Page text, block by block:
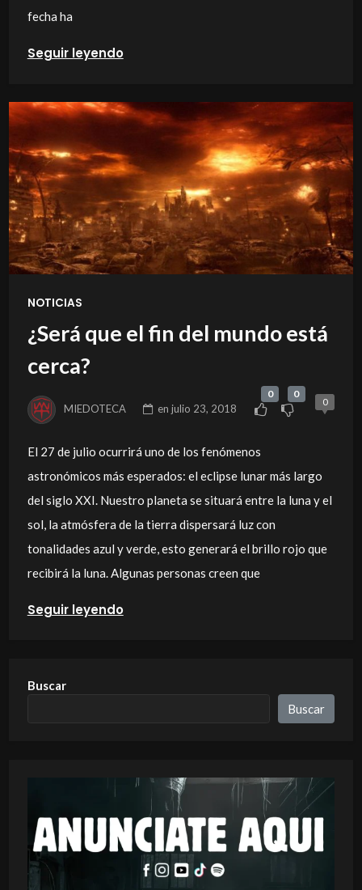
fecha ha
Seguir leyendo
NOTICIAS
¿Será que el fin del mundo está
cerca?
MIEDOTECA enjulio 23, 2018
0 0
0
El 27 de julio ocurrirá uno de los fenómenos
astronómicos más esperados: el eclipse lunar más largo
del siglo XXI. Nuestro planeta se situará entre la luna y el
sol, la atmósfera de la tierra dispersará luz con
tonalidades azul y verde, esto generará el brillo rojo que
recibirá la luna. Algunas personas creen que
Seguir leyendo
Buscar
Buscar